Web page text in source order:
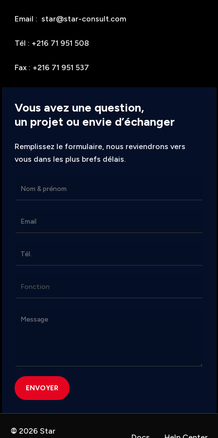
Email : star@star-consult.com
Tél : +216 71 951 508
Fax : +216 71 951 537
Vous avez une question,
un projet ou envie d’échanger
Remplissez le formulaire, nous reviendrons vers
vous dans les plus brefs délais.
© 2026 Star